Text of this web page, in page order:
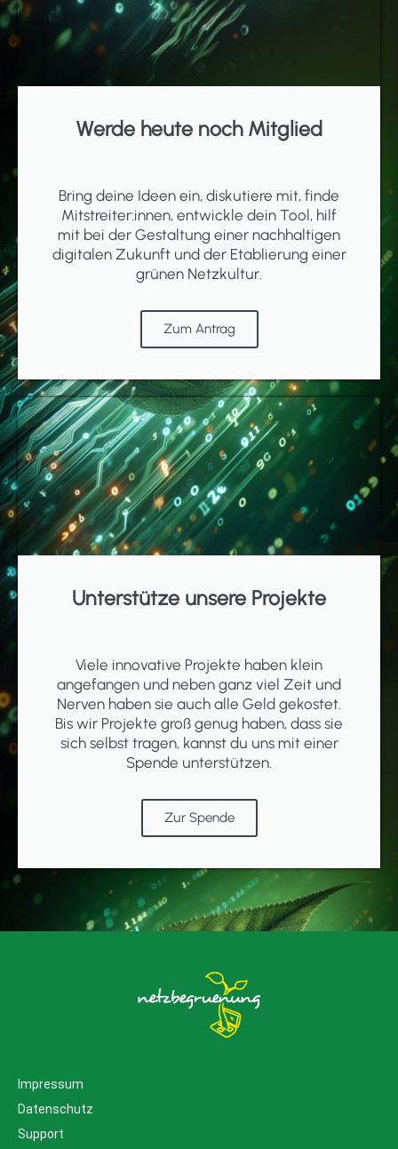
Werde heute noch Mitglied
Bring deine Ideen ein, diskutiere mit, finde
Mitstreiter:innen, entwickle dein Tool, hilf
mit bei der Gestaltung einer nachhaltigen
digitalen Zukunft und der Etablierung einer
grünen Netzkultur.
Zum Antrag
Unterstütze unsere Projekte
Viele innovative Projekte haben klein
angefangen und neben ganz viel Zeit und
Nerven haben sie auch alle Geld gekostet.
Bis wir Projekte groß genug haben, dass sie
sich selbst tragen, kannst du uns mit einer
Spende unterstützen.
Zur Spende
Impressum
Datenschutz
Support